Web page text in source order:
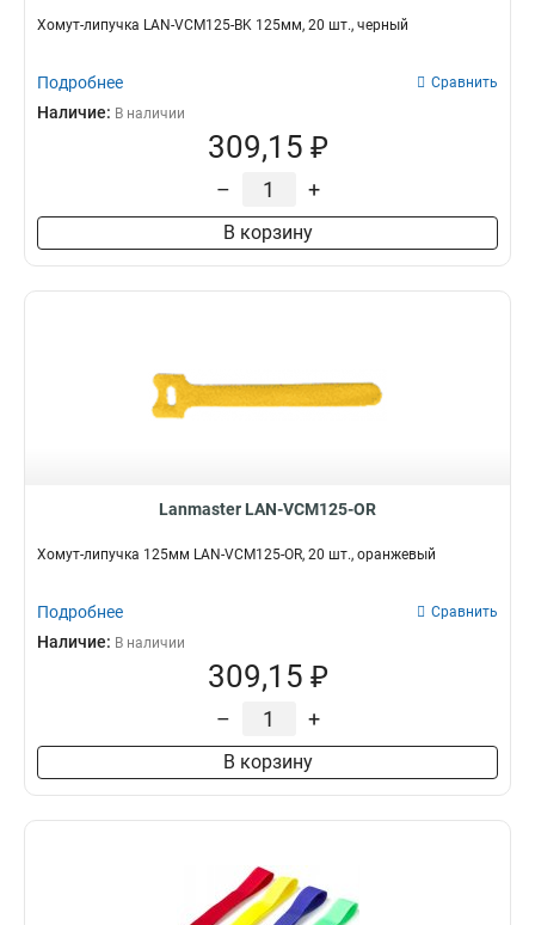
Хомут-липучка LAN-VCM125-BK 125мм, 20 шт., черный
Подробнее Сравнить
Наличие: В наличии
309,15 ₽
– +
В корзину
Lanmaster LAN-VCM125-OR
Хомут-липучка 125мм LAN-VCM125-OR, 20 шт., оранжевый
Подробнее Сравнить
Наличие: В наличии
309,15 ₽
– +
В корзину